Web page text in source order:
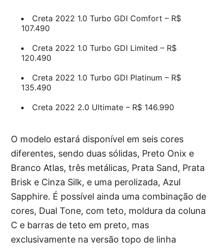
Creta 2022 1.0 Turbo GDI Comfort – R$
107.490
Creta 2022 1.0 Turbo GDI Limited – R$
120.490
Creta 2022 1.0 Turbo GDI Platinum – R$
135.490
Creta 2022 2.0 Ultimate – R$ 146.990
O modelo estará disponível em seis cores
diferentes, sendo duas sólidas, Preto Onix e
Branco Atlas, três metálicas, Prata Sand, Prata
Brisk e Cinza Silk, e uma perolizada, Azul
Sapphire. É possível ainda uma combinação de
cores, Dual Tone, com teto, moldura da coluna
C e barras de teto em preto, mas
exclusivamente na versão topo de linha